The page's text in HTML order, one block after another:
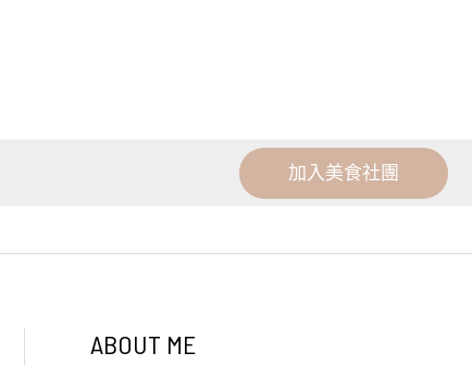
加入美食社團
ABOUT ME